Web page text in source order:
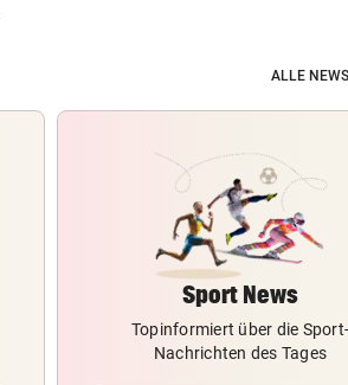
ALLE
Sport News
Topinformiert über die Sport-
Nachrichten des Tages